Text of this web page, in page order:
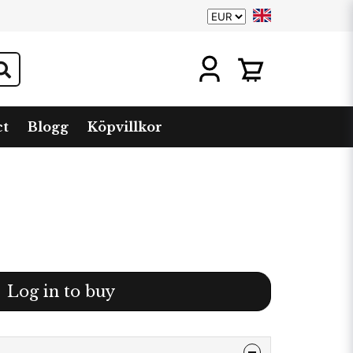
Blogg Köpvillkor
Log in to buy